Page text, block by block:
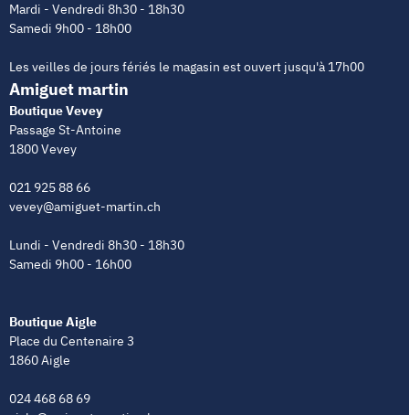
Mardi - Vendredi 8h30 - 18h30
Samedi 9h00 - 18h00
Les veilles de jours fériés le magasin est ouvert jusqu'à 17h00
Amiguet martin
Boutique Vevey
Passage St-Antoine
1800 Vevey
021 925 88 66
vevey@amiguet-martin.ch
Lundi - Vendredi 8h30 - 18h30
Samedi 9h00 - 16h00
Boutique Aigle
Place du Centenaire 3
1860 Aigle
024 468 68 69